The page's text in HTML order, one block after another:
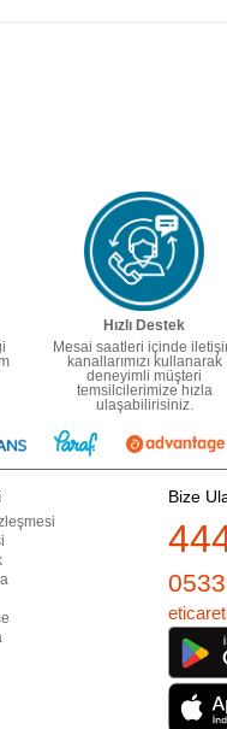
Hızlı Destek
Mesai saatleri içinde
kanallarımızı kullanarak
deneyimli müşteri
temsilcilerimize hızla
ulaşabilirisiniz.
Bize